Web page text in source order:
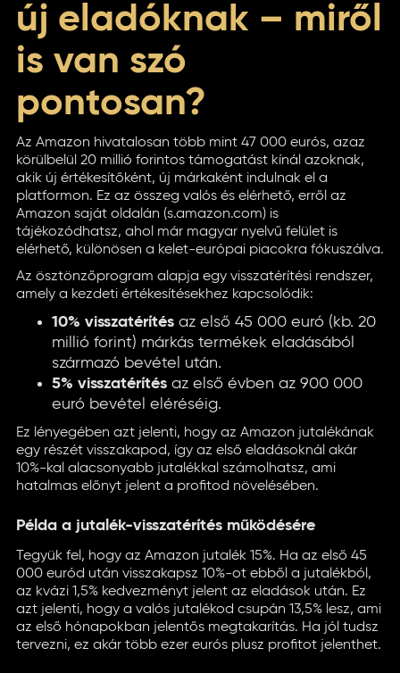
új eladóknak – miről
is van szó
pontosan?
Az Amazon hivatalosan több mint 47 000 eurós, azaz
körülbelül 20 millió forintos támogatást kínál azoknak,
akik új értékesítőként, új márkaként indulnak el a
platformon. Ez az összeg valós és elérhető, erről az
Amazon saját oldalán (s.amazon.com) is
tájékozódhatsz, ahol már magyar nyelvű felület is
elérhető, különösen a kelet-európai piacokra fókuszálva.
Az ösztönzőprogram alapja egy visszatérítési rendszer,
amely a kezdeti értékesítésekhez kapcsolódik:
10% visszatérítés az első 45 000 euró (kb. 20
millió forint) márkás termékek eladásából
származó bevétel után.
5% visszatérítés az első évben az 900 000
euró bevétel eléréséig.
Ez lényegében azt jelenti, hogy az Amazon jutalékának
egy részét visszakapod, így az első eladásoknál akár
10%-kal alacsonyabb jutalékkal számolhatsz, ami
hatalmas előnyt jelent a profitod növelésében.
Példa a jutalék-visszatérítés működésére
Tegyük fel, hogy az Amazon jutalék 15%. Ha az első 45
000 euród után visszakapsz 10%-ot ebből a jutalékból,
az kvázi 1,5% kedvezményt jelent az eladások után. Ez
azt jelenti, hogy a valós jutalékod csupán 13,5% lesz, ami
az első hónapokban jelentős megtakarítás. Ha jól tudsz
tervezni, ez akár több ezer eurós plusz profitot jelenthet.